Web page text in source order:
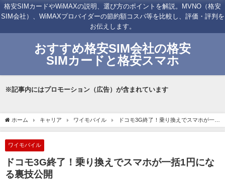
格安SIMカードやWiMAXの説明、選び方のポイントを解説。MVNO（格安
SIM会社）、WiMAXプロバイダーの節約額コスパ等を比較し、評価・評判を
お伝えします。
おすすめ格安SIM会社の格安
SIMカードと格安スマホ
※記事内にはプロモーション（広告）が含まれています
ホーム キャリア ワイモバイル
ドコモ3G終了！乗り換えでスマホが一括
1円になる裏技公開
ワイモバイル
ドコモ3G終了！乗り換えでスマホが一括1円にな
る裏技公開